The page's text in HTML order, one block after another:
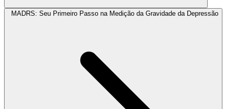
MADRS: Seu Primeiro Passo na Medição da Gravidade da Depressão